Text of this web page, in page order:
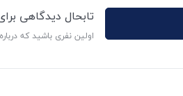
تابحال دیدگاهی
اولین نفری باشید که